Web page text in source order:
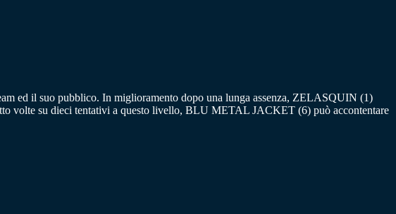
ed il suo pubblico. In miglioramento dopo una lunga assenza, ZELASQUIN (1)
volte su dieci tentativi a questo livello, BLU METAL JACKET (6) può accontentare